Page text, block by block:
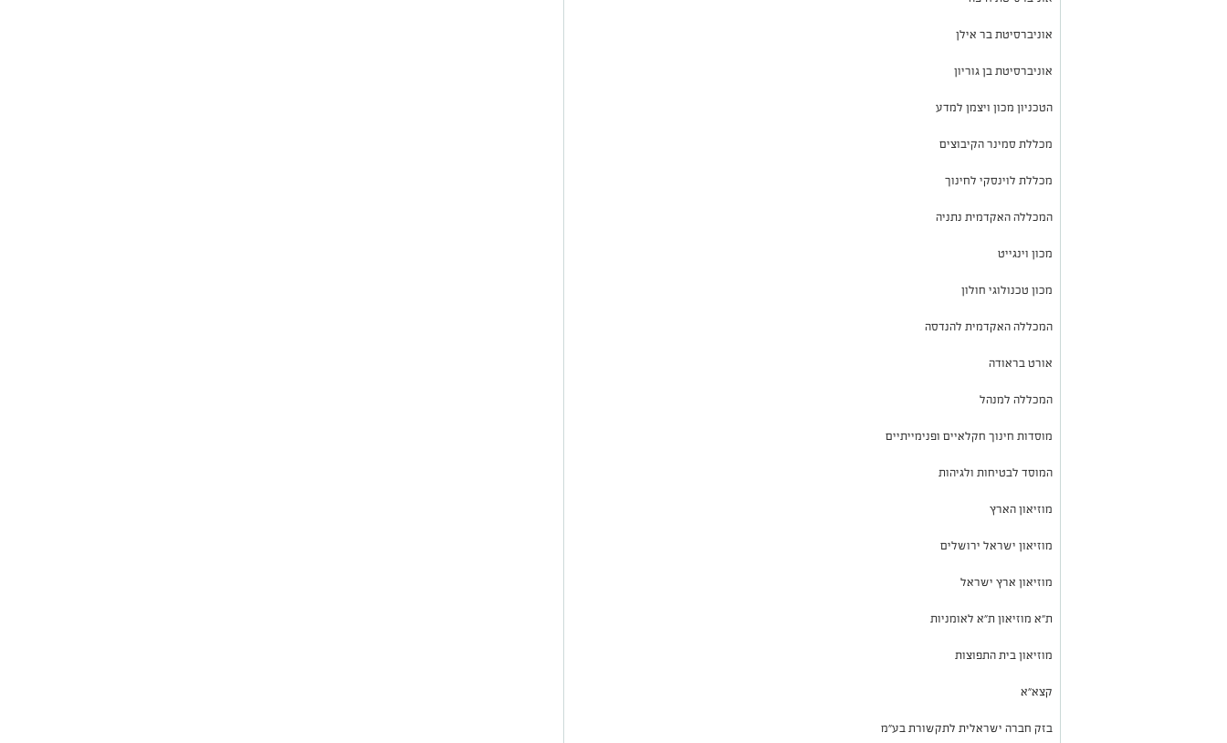
אוניברסיטת בר אילן
אוניברסיטת בן גוריון
הטכניון מכון ויצמן למדע
מכללת סמינר הקיבוצים
מכללת לוינסקי לחינוך
המכללה האקדמית נתניה
מכון וינגייט
מכון טכנולוגי חולון
המכללה האקדמית להנדסה
אורט בראודה
המכללה למנהל
מוסדות חינוך חקלאיים ופנימייתיים
המוסד לבטיחות ולגיהות
מוזיאון הארץ
מוזיאון ישראל ירושלים
מוזיאון ארץ ישראל
ת"א מוזיאון ת"א לאומניות
מוזיאון בית התפוצות
קצא"א
בזק חברה ישראלית לתקשורת בע"מ